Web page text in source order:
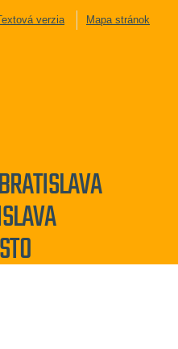
verzia Mapa stránok